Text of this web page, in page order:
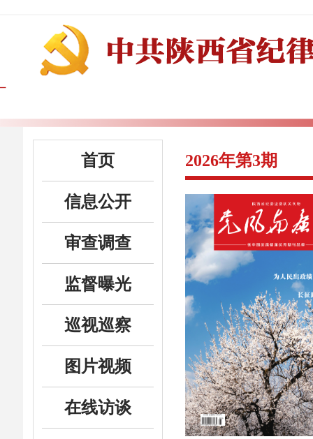
首页
信息公开
审查调查
监督曝光
巡视巡察
图片视频
在线访谈
2026年第3期